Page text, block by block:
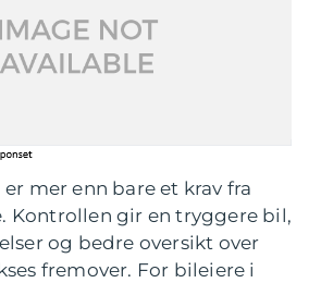
mer enn bare et krav fra
Kontrollen gir en tryggere bil,
og bedre oversikt over
fremover. For bileiere i